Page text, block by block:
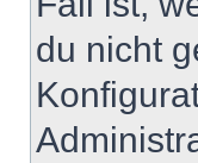
du nicht